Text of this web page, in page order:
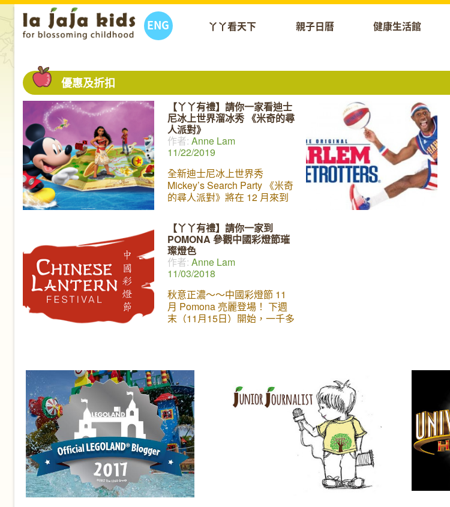
ENG 丫丫看天下 親子日曆 健康生活館
優惠及折扣
【丫丫有禮】請你一家看迪士
尼冰上世界溜冰秀 《米奇的尋
人派對》
作者: Anne Lam
11/22/2019
全新迪士尼冰上世界秀
Mickey’s Search Party 《米奇
的尋人派對》將在 12 月來到
的 Moana、美女與野獸、小
美人魚、魔雪奇緣、Toy
【丫丫有禮】請你一家到
POMONA 參觀中國彩燈節璀
璨燈色
作者: Anne Lam
11/03/2018
秋意正濃～～中國彩燈節 11
月 Pomona 亮麗登場！ 下週
末（11月15日）開始，一千多
戲、傳統手工藝如拉糖、剪
紙、捏麵人、刺繡、中式美
食，還有由三千多個廚具推砌
而成的四座現代陶瓷大象，造
型非常吸睛，絕對是秋日夜晚
打卡拍照的好去處！ 這裡的所
有彩燈都出自中國自貢的彩燈
大師之手。自古以來中國自貢
的燈會都非常有名，如今，自
貢的彩燈藝人將傳統彩燈技藝
與現代工藝結合，所有彩燈都